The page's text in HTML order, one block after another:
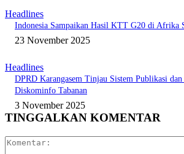
Headlines
Indonesia Sampaikan Hasil KTT G20 di Afrika
23 November 2025
Headlines
DPRD Karangasem Tinjau Sistem Publikasi
Diskominfo Tabanan
3 November 2025
TINGGALKAN KOMENTAR